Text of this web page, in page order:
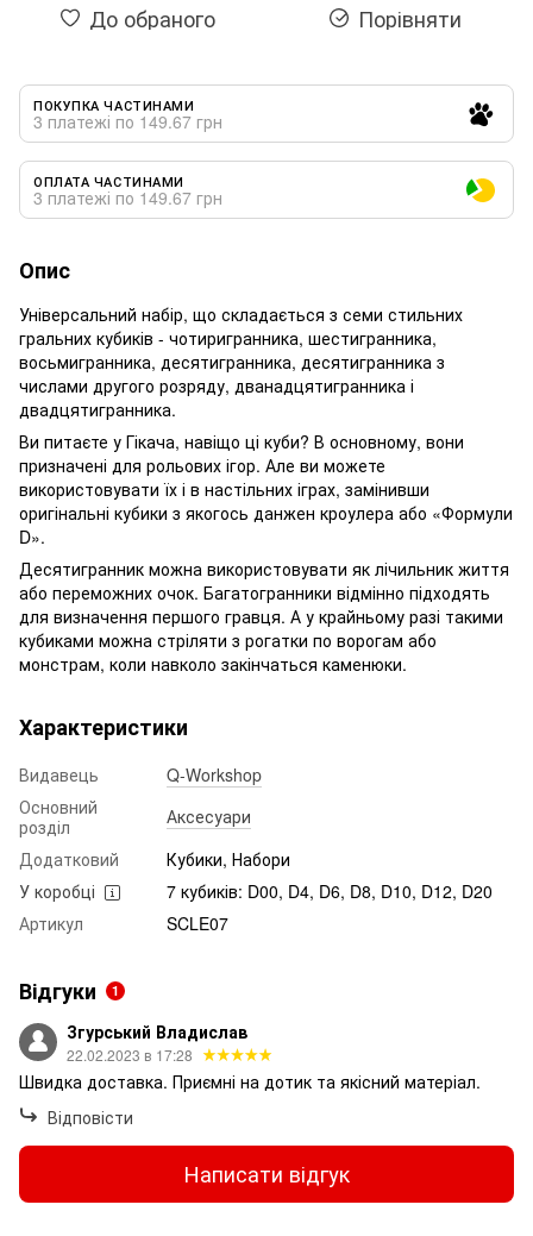
До обраного Порівняти
ПОКУПКА ЧАСТИНАМИ
3 платежі по 149.67 грн
ОПЛАТА ЧАСТИНАМИ
3 платежі по 149.67 грн
Опис
Універсальний набір, що складається з семи стильних
гральних кубиків - чотиригранника, шестигранника,
восьмигранника, десятигранника, десятигранника з
числами другого розряду, дванадцятигранника і
двадцятигранника.
Ви питаєте у Гікача, навіщо ці куби? В основному, вони
призначені для рольових ігор. Але ви можете
використовувати їх і в настільних іграх, замінивши
оригінальні кубики з якогось данжен кроулера або «Формули
D».
Десятигранник можна використовувати як лічильник життя
або переможних очок. Багатогранники відмінно підходять
для визначення першого гравця. А у крайньому разі такими
кубиками можна стріляти з рогатки по ворогам або
монстрам, коли навколо закінчаться каменюки.
Характеристики
Видавець
Q-Workshop
Основний
розділ
Аксесуари
Додатковий
Кубики, Набори
У коробці
7 кубиків: D00, D4, D6, D8, D10, D12, D20
Артикул
SCLE07
Відгуки 1
Згурський Владислав
22.02.2023 в 17:28
Швидка доставка. Приємні на дотик та якісний матеріал.
Відповісти
Написати відгук